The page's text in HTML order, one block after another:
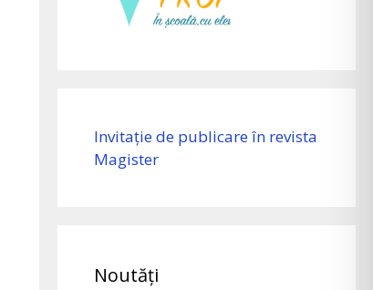
Invitație de publicare în revista
Magister
Noutăți